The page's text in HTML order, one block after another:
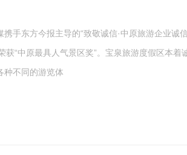
手东方今报主导的“致敬诚信·中原旅游企业诚
“中原最具人气景区奖”。宝泉旅游度假区本
种不同的游览体